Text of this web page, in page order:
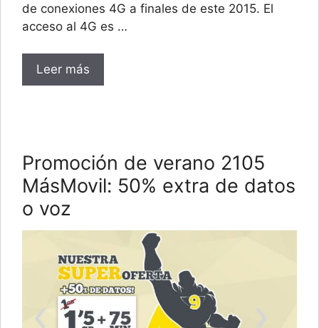
de conexiones 4G a finales de este 2015. El
acceso al 4G es …
Leer más
Promoción de verano 2105
MásMovil: 50% extra de datos
o voz